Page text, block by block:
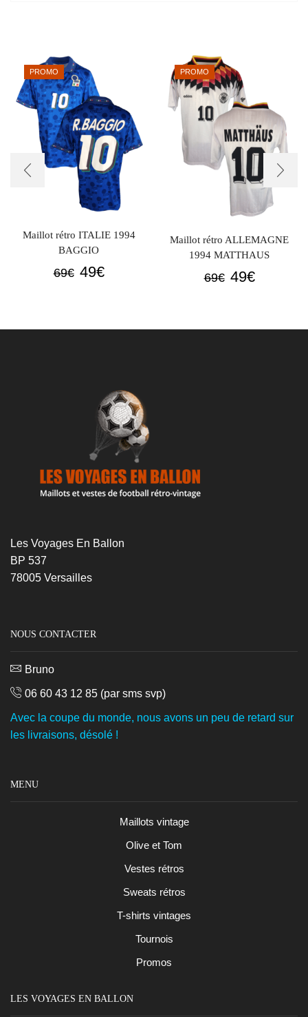
PROMO
Maillot rétro ITALIE 1994
BAGGIO
69€ Le
49€Le
PROMO
Maillot rétro ALLEMAGNE
1994 MATTHAUS
69€ Le
était :
49€Le
est :
Les Voyages En Ballon
BP 537
78005 Versailles
NOUS CONTACTER
Bruno
06 60 43 12 85 (par sms svp)
Avec la coupe du monde, nous avons un peu de retard sur
les livraisons, désolé !
MENU
Maillots vintage
Olive et Tom
Vestes rétros
Sweats rétros
T-shirts vintages
Tournois
Promos
LES VOYAGES EN BALLON